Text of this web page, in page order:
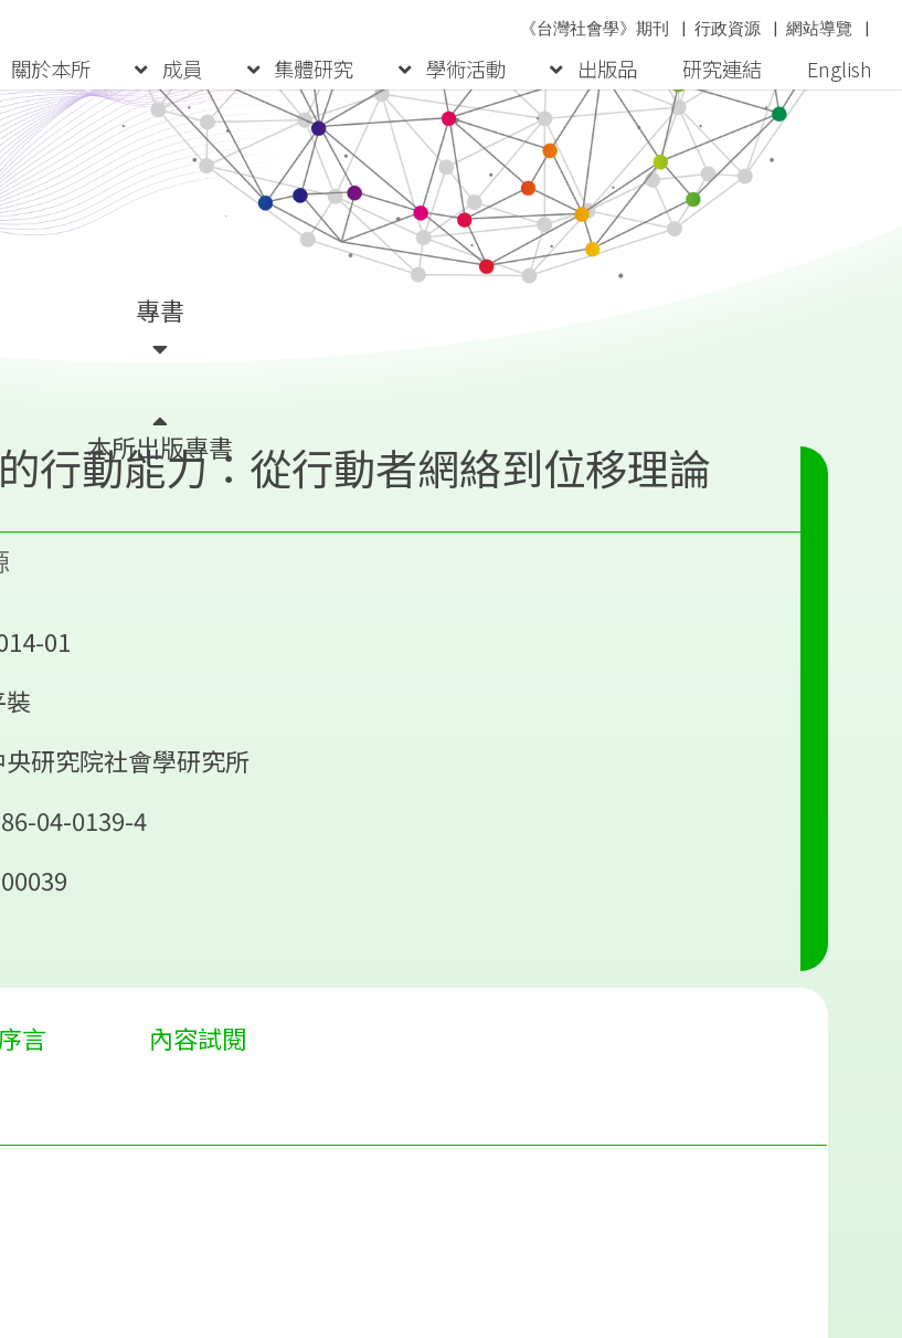
《台灣社會學》期刊 | 行政資源 | 網站導覽 |
關於本所 成員 集體研究 學術活動 出版品 研究連結 English
專書
本所出版專書
行動能力：從行動者網絡到位移理論
01
研究院社會學研究所
04-0139-4
序言 內容試閱